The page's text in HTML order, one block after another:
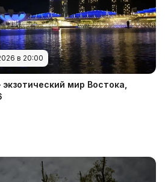
в 20:00
мир Востока,